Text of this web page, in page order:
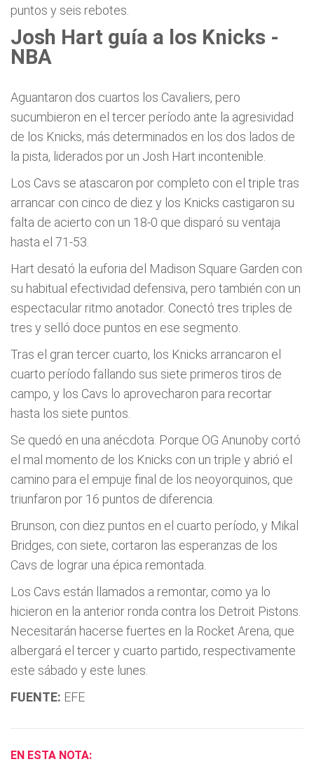
puntos y seis rebotes.
Josh Hart guía a los Knicks -
NBA
Aguantaron dos cuartos los Cavaliers, pero
sucumbieron en el tercer período ante la agresividad
de los Knicks, más determinados en los dos lados de
la pista, liderados por un Josh Hart incontenible.
Los Cavs se atascaron por completo con el triple tras
arrancar con cinco de diez y los Knicks castigaron su
falta de acierto con un 18-0 que disparó su ventaja
hasta el 71-53.
Hart desató la euforia del Madison Square Garden con
su habitual efectividad defensiva, pero también con un
espectacular ritmo anotador. Conectó tres triples de
tres y selló doce puntos en ese segmento.
Tras el gran tercer cuarto, los Knicks arrancaron el
cuarto período fallando sus siete primeros tiros de
campo, y los Cavs lo aprovecharon para recortar
hasta los siete puntos.
Se quedó en una anécdota. Porque OG Anunoby cortó
el mal momento de los Knicks con un triple y abrió el
camino para el empuje final de los neoyorquinos, que
triunfaron por 16 puntos de diferencia.
Brunson, con diez puntos en el cuarto período, y Mikal
Bridges, con siete, cortaron las esperanzas de los
Cavs de lograr una épica remontada.
Los Cavs están llamados a remontar, como ya lo
hicieron en la anterior ronda contra los Detroit Pistons.
Necesitarán hacerse fuertes en la Rocket Arena, que
albergará el tercer y cuarto partido, respectivamente
este sábado y este lunes.
FUENTE: EFE
EN ESTA NOTA: